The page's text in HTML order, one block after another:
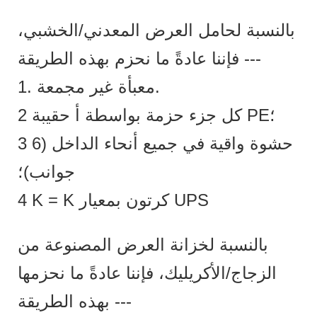
بالنسبة لحامل العرض المعدني/الخشبي،
فإننا عادةً ما نحزم بهذه الطريقة ---
1. معبأة غير مجمعة.
3 حشوة واقية في جميع أنحاء الداخل (6
4 K = K كرتون بمعيار UPS
بالنسبة لخزانة العرض المصنوعة من
الزجاج/الأكريليك، فإننا عادةً ما نحزمها
بهذه الطريقة ---